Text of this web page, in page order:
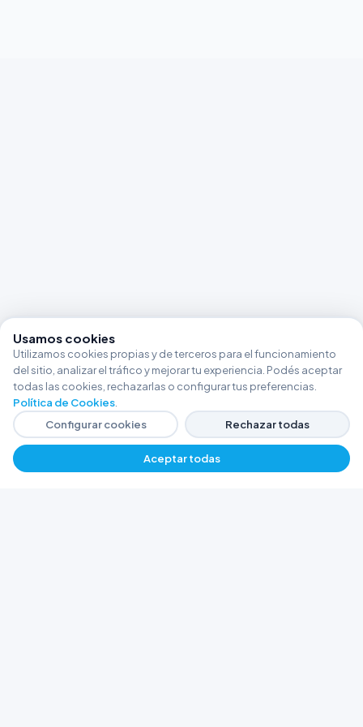
Usamos cookies
Utilizamos cookies propias y de terceros para el funcionamiento
del sitio, analizar el tráfico y mejorar tu experiencia. Podés aceptar
todas las cookies, rechazarlas o configurar tus preferencias.
Política de Cookies
Configurar cookies
Rechazar todas
Aceptar todas